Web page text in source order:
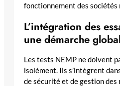
fonctionnement des sociétés
L’intégration des
une démarche
Les tests NEMP ne doivent
isolément. Ils s’intègrent
de sécurité et de gestion des